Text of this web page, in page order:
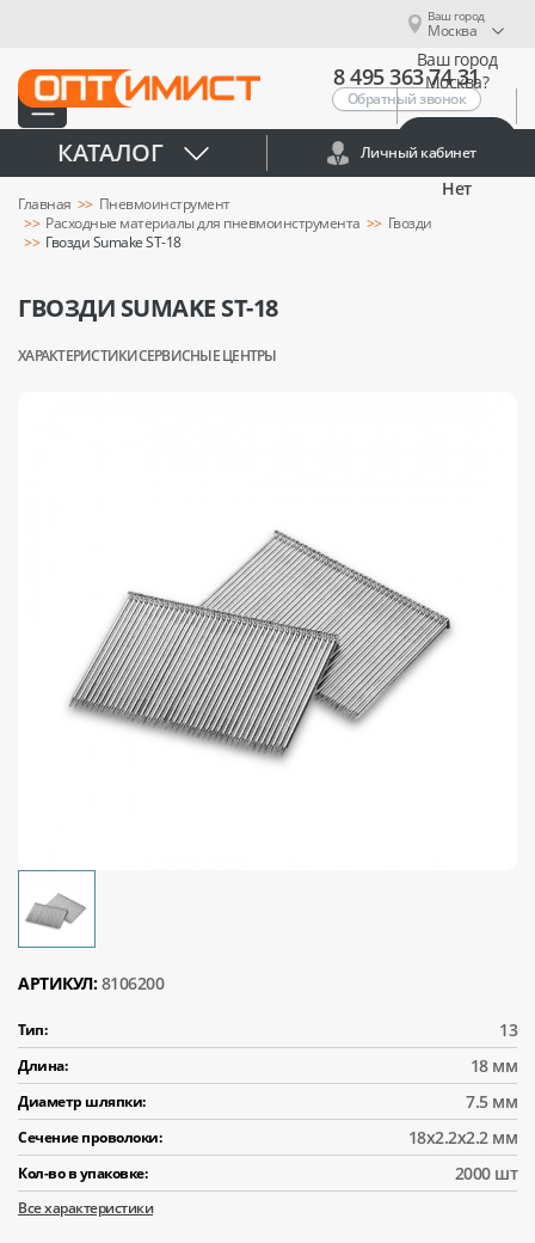
Ваш город
Москва
Ваш город
Москва?
Нет
8 495 363 74 31
Обратный звонок
КАТАЛОГ Личный кабинет
Главная
Пневмоинструмент
Расходные материалы для пневмоинструмента
Гвозди
Гвозди Sumake ST-18
ГВОЗДИ SUMAKE ST-18
ХАРАКТЕРИСТИКИСЕРВИСНЫЕ ЦЕНТРЫ
АРТИКУЛ: 8106200
Тип: 13
Длина: 18 мм
Диаметр шляпки: 7.5 мм
Сечение проволоки: 18х2.2х2.2 мм
Кол-во в упаковке: 2000 шт
Все характеристики